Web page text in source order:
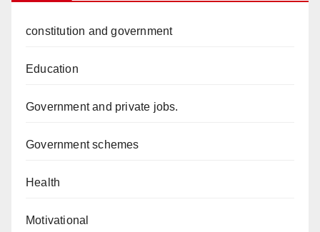
constitution and government
Education
Government and private jobs.
Government schemes
Health
Motivational